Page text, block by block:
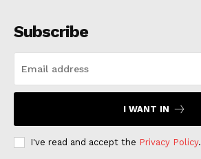
Subscribe
I WANT IN
I've read and accept the Privacy Policy.